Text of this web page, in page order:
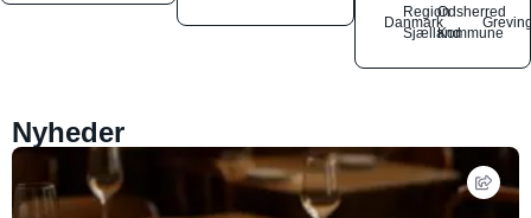
Danmark
Region
Sjælland
Odsherred
Kommune
Nyheder